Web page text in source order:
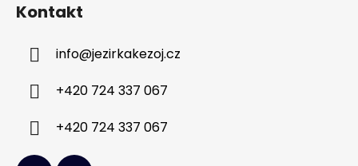
Kontakt
info@jezirkakezoj.cz
+420 724 337 067
+420 724 337 067